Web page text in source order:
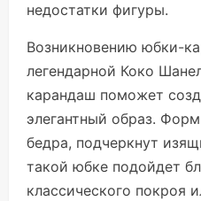
недостатки фигуры.
Возникновению юбки-
легендарной Коко
карандаш поможет
элегантный образ.
бедра, подчеркнут
такой юбке подойдет
классического покроя